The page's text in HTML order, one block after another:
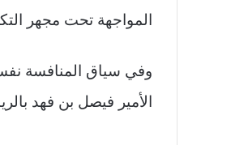
المواجهة تحت مجهر
وفي سياق المنافسة
الأمير فيصل بن فهد